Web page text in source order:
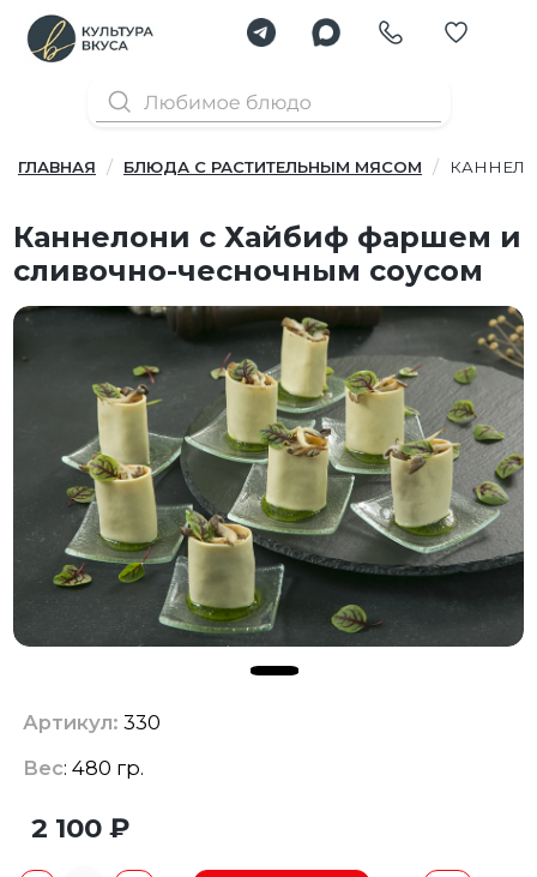
ГЛАВНАЯ БЛЮДА С РАСТИТЕЛЬНЫМ МЯСОМ
Каннелони с Хайбиф фаршем и
сливочно-чесночным соусом
Артикул: 330
Вес: 480 гр.
2 100 ₽